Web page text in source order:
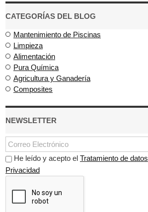
CATEGORÍAS DEL BLOG
Mantenimiento de Piscinas
Limpieza
Alimentación
Pura Química
Agricultura y Ganadería
Composites
NEWSLETTER
He leído y acepto el Tratamiento de datos
Privacidad